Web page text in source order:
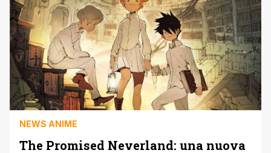
NEWS ANIME
The Promised Neverland: una nuova